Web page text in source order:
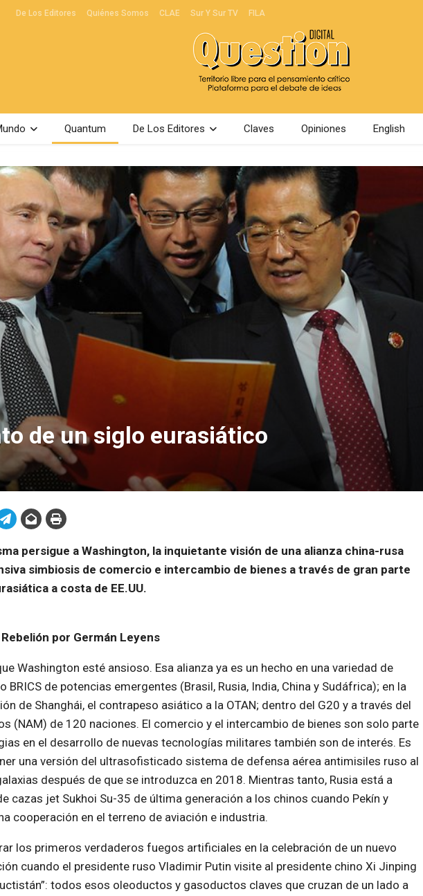
De Los Editores Quiénes Somos CLAE Sur Y Sur TV FILA
Quantum De Los Editores Claves Opiniones English
de un siglo eurasiático
persigue a Washington, la inquietante visión de una alianza china-rusa
simbiosis de comercio e intercambio de bienes a través de gran parte
a costa de EE.UU.
por Germán Leyens
Washington esté ansioso. Esa alianza ya es un hecho en una variedad de
BRICS de potencias emergentes (Brasil, Rusia, India, China y Sudáfrica); en la
de Shanghái, el contrapeso asiático a la OTAN; dentro del G20 y a través del
(NAM) de 120 naciones. El comercio y el intercambio de bienes son solo parte
en el desarrollo de nuevas tecnologías militares también son de interés. Es
una versión del ultrasofisticado sistema de defensa aérea antimisiles ruso al
después de que se introduzca en 2018. Mientras tanto, Rusia está a
cazas jet Sukhoi Su-35 de última generación a los chinos cuando Pekín y
cooperación en el terreno de aviación e industria.
los primeros verdaderos fuegos artificiales en la celebración de un nuevo
cuando el presidente ruso Vladimir Putin visite al presidente chino Xi Jinping
todos esos oleoductos y gasoductos claves que cruzan de un lado a